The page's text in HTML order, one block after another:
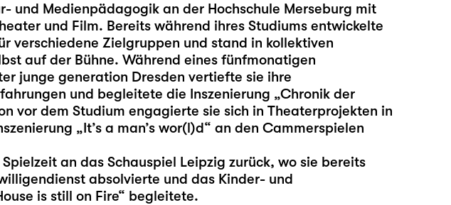
und Medienpädagogik an der Hochschule Merseburg mit
und Film. Bereits während ihres Studiums entwickelte
verschiedene Zielgruppen und stand in kollektiven
auf der Bühne. Während eines fünfmonatigen
junge generation Dresden vertiefte sie ihre
und begleitete die Inszenierung „Chronik der
vor dem Studium engagierte sie sich in Theaterprojekten in
„It’s a man’s wor(l)d“ an den Cammerspielen
an das Schauspiel Leipzig zurück, wo sie bereits
absolvierte und das Kinder- und
is still on Fire“ begleitete.